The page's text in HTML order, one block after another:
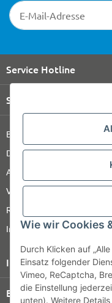
Wie wir Cookies
Durch Klicken auf
Einsatz folgender
Vimeo, ReCaptcha,
die Einstellung
unten). Weitere
Newsletter-
Service Hotline
Shop Service
Barrierefreiheitserklärung
Datenschutz
AGB
Versandinformationen
Retour
Impressum
Informationen
Bezahlung & Versand